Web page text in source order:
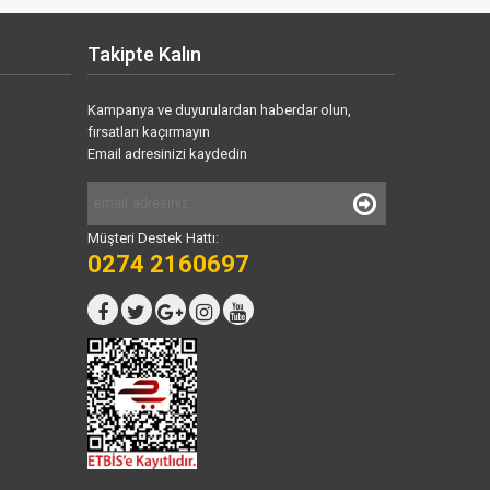
Takipte Kalın
Kampanya ve duyurulardan haberdar olun,
fırsatları kaçırmayın
Email adresinizi kaydedin
Müşteri Destek Hattı:
0274 2160697